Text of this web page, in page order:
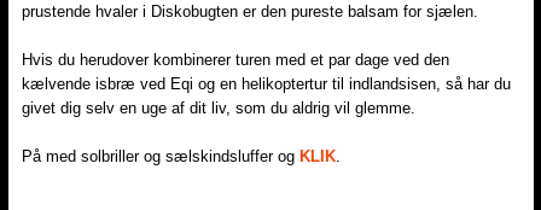
prustende hvaler i Diskobugten er den pureste balsam for sjælen.
Hvis du herudover kombinerer turen med et par dage ved den
kælvende isbræ ved Eqi og en helikoptertur til indlandsisen, så har du
givet dig selv en uge af dit liv, som du aldrig vil glemme.
På med solbriller og sælskindsluffer og KLIK